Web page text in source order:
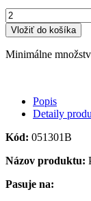
Vložiť do košíka
Minimálne
Popis
Detaily
Kód: 051301B
Názov produktu:
Pasuje na: